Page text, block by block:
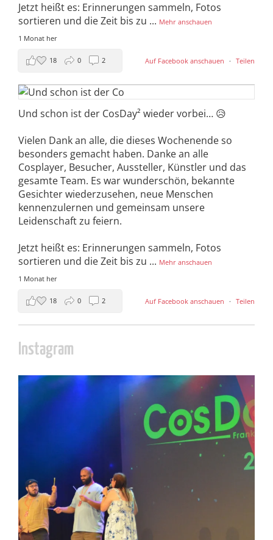
Jetzt heißt es: Erinnerungen sammeln, Fotos
sortieren und die Zeit bis zu ... Mehr anschauen
1 Monat her
Auf Facebook anschauen · Teilen
18 0 2
Und schon ist der CosDay² wieder vorbei… 😥
Vielen Dank an alle, die dieses Wochenende so
besonders gemacht haben. Danke an alle
Cosplayer, Besucher, Aussteller, Künstler und das
gesamte Team. Es war wunderschön, bekannte
Gesichter wiederzusehen, neue Menschen
kennenzulernen und gemeinsam unsere
Leidenschaft zu feiern.
Jetzt heißt es: Erinnerungen sammeln, Fotos
sortieren und die Zeit bis zu ... Mehr anschauen
1 Monat her
Auf Facebook anschauen · Teilen
18 0 2
Instagram
cosday
Juli 5
133 25